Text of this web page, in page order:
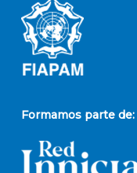
Formamos parte de: